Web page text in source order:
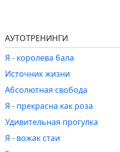
АУТОТРЕНИНГИ
Я - королева бала
Источник жизни
Абсолютная свобода
Я - прекрасна как роза
Удивительная прогулка
Я - вожак стаи